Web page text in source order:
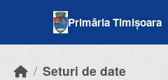
Primăria Timișoara
Seturi de date